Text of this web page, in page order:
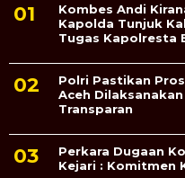
Kombes Andi
Kapolda Tunjuk
Tugas Kapolresta
Polri Pastikan
Aceh
Transparan
Perkara Dugaan
Kejari : Komitmen